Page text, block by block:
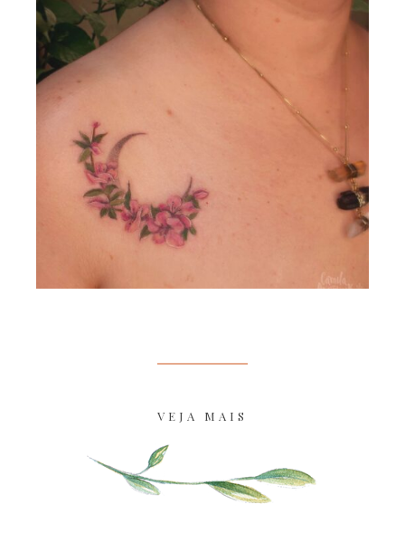
VEJA MAIS